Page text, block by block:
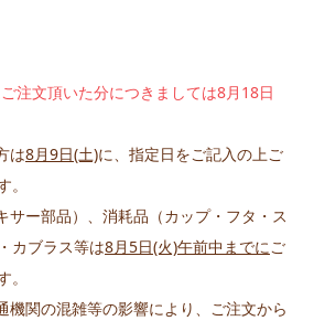
注文頂いた分につきましては8月18日
は8月9日(土)に、指定日をご記入の上ご
ー部品）、消耗品（カップ・フタ・ス
カブラス等は8月5日(火)午前中までにご
関の混雑等の影響により、ご注文から